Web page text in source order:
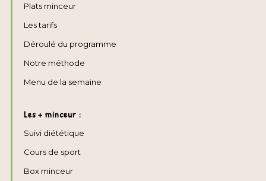
Plats minceur
Les tarifs
Déroulé du programme
Notre méthode
Menu de la semaine
Les + minceur :
Suivi diététique
Cours de sport
Box minceur